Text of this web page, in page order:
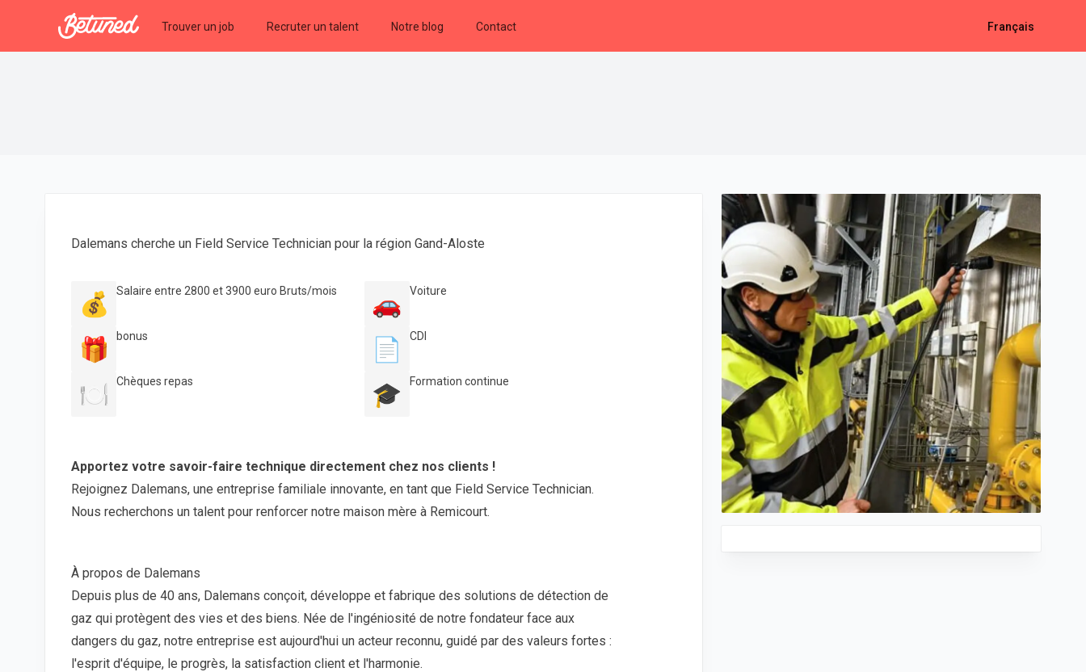
Betuned Trouver un job Recruter un talent Notre blog Contact Français
Dalemans cherche un Field Service Technician pour la région Gand-Aloste
💰 Salaire entre 2800 et 3900 euro Bruts/mois 🚗 Voiture
🎁 bonus 📄 CDI
🍽️ Chèques repas 🎓 Formation continue
Apportez votre savoir-faire technique directement chez nos clients !
Rejoignez Dalemans, une entreprise familiale innovante, en tant que Field Service Technician.
Nous recherchons un talent pour renforcer notre maison mère à Remicourt.
À propos de Dalemans
Depuis plus de 40 ans, Dalemans conçoit, développe et fabrique des solutions de détection de
gaz qui protègent des vies et des biens. Née de l'ingéniosité de notre fondateur face aux
dangers du gaz, notre entreprise est aujourd'hui un acteur reconnu, guidé par des valeurs fortes :
l'esprit d'équipe, le progrès, la satisfaction client et l'harmonie.